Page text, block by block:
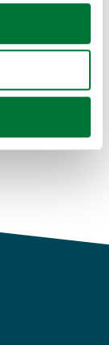
geográfica
(huellas
procesan sus
web con
y análisis